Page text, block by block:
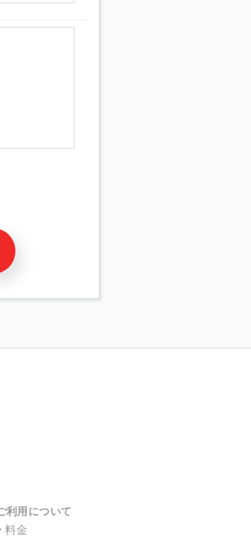
三者のサー
限定されま
利用について
料金